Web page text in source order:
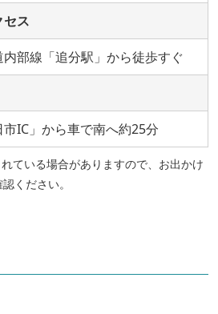
ス
部線「追分駅」から徒歩すぐ
IC」から車で南へ約25分
ている場合がありますので、お出かけ
ください。